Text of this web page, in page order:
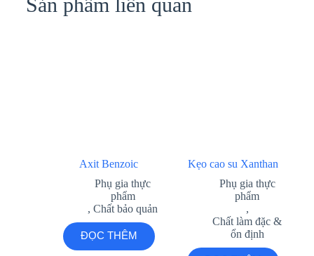
Sản phẩm liên quan
Axit Benzoic
Phụ gia thực
phẩm
,Chất bảo quản
ĐỌC THÊM
Kẹo cao su Xanthan
Phụ gia thực
phẩm
,
Chất làm đặc &
ổn định